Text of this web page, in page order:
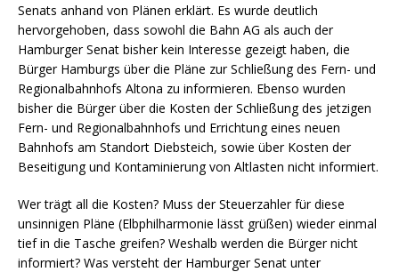
Senats anhand von Plänen erklärt. Es wurde deutlich
hervorgehoben, dass sowohl die Bahn AG als auch der
Hamburger Senat bisher kein Interesse gezeigt haben, die
Bürger Hamburgs über die Pläne zur Schließung des Fern- und
Regionalbahnhofs Altona zu informieren. Ebenso wurden
bisher die Bürger über die Kosten der Schließung des jetzigen
Fern- und Regionalbahnhofs und Errichtung eines neuen
Bahnhofs am Standort Diebsteich, sowie über Kosten der
Beseitigung und Kontaminierung von Altlasten nicht informiert.
Wer trägt all die Kosten? Muss der Steuerzahler für diese
unsinnigen Pläne (Elbphilharmonie lässt grüßen) wieder einmal
tief in die Tasche greifen? Weshalb werden die Bürger nicht
informiert? Was versteht der Hamburger Senat unter